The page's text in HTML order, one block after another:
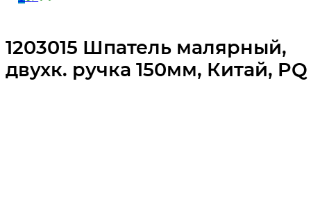
1203015 Шпатель малярный,
двухк. ручка 150мм, Китай, PQ